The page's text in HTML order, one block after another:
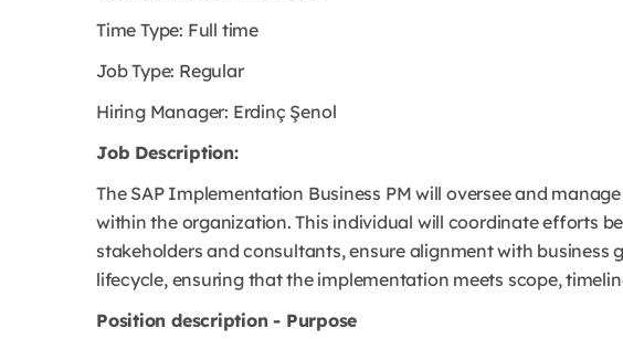
Time Type: Full time
Job Type: Regular
Hiring Manager: Erdinç Şenol
Job Description:
The SAP Implementation Business PM will oversee and
within the organization. This individual will coordinate efforts
stakeholders and consultants, ensure alignment with business
lifecycle, ensuring that the implementation meets scope,
Position description - Purpose